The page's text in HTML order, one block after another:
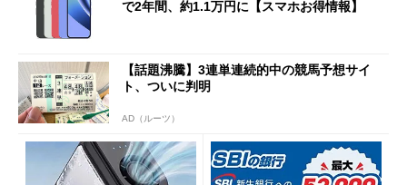
で2年間、約1.1万円に【スマホお得情報】
【話題沸騰】3連単連続的中の競馬予想サイ
ト、ついに判明
AD（ルーツ）